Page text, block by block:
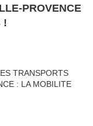
PROVENCE
!